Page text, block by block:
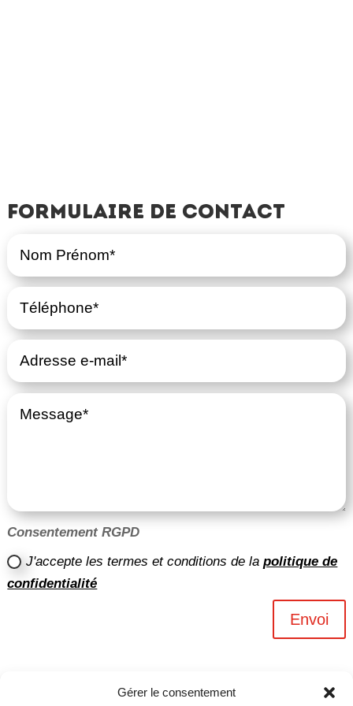
Gérer le consentement
Formulaire de contact
Consentement RGPD
J'accepte les termes et conditions de lapolitique de
confidentialité
Envoi